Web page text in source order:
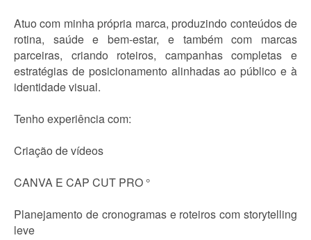
Atuo com minha própria marca, produzindo conteúdos de
rotina, saúde e bem-estar, e também com marcas
parceiras, criando roteiros, campanhas completas e
estratégias de posicionamento alinhadas ao público e à
identidade visual.
Tenho experiência com:
Criação de vídeos
CANVA E CAP CUT PRO °
Planejamento de cronogramas e roteiros com storytelling
leve